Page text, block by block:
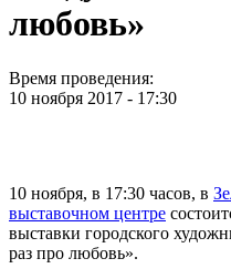
любовь»
Время проведения:
10 ноября 2017 - 17:30
10 ноября, в 17:30 часов, в
выставочном центре
выставки городского
раз про любовь».